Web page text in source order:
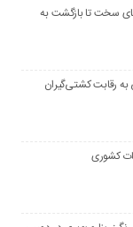
سخت تا بازگشت به
رقابت کشتی‌گیران
کشوری